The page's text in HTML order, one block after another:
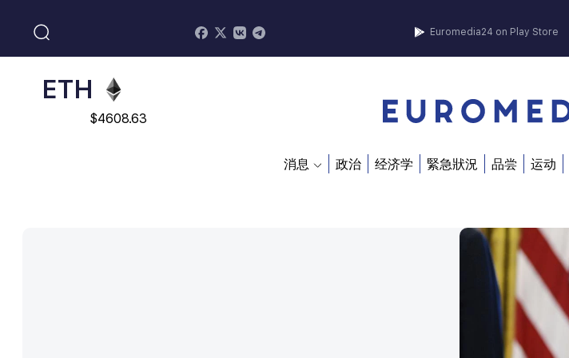
Euromedia24 on Play Store
ADA
$0.868816
ETH
$4608.63
消息 政治 经济学 緊急狀況 品尝 运动